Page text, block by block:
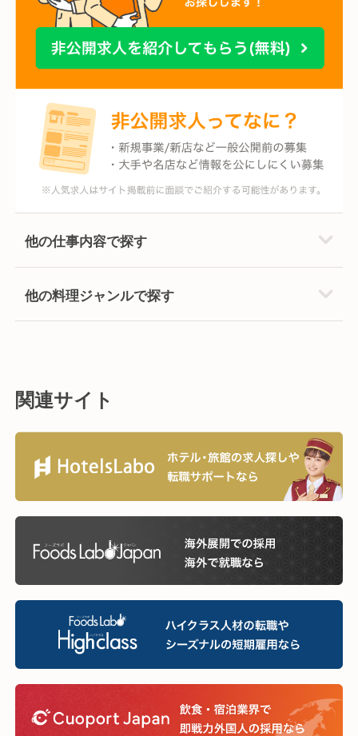
他の仕事内容で探す
他の料理ジャンルで探す
関連サイト